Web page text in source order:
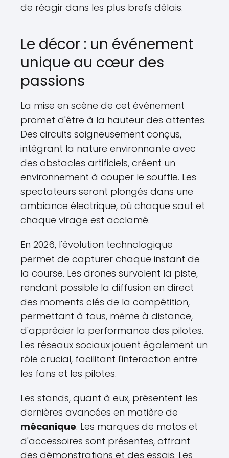
de réagir dans les plus brefs délais.
Le décor : un événement
unique au cœur des
passions
La mise en scène de cet événement
promet d'être à la hauteur des attentes.
Des circuits soigneusement conçus,
intégrant la nature environnante avec
des obstacles artificiels, créent un
environnement à couper le souffle. Les
spectateurs seront plongés dans une
ambiance électrique, où chaque saut et
chaque virage est acclamé.
En 2026, l'évolution technologique
permet de capturer chaque instant de
la course. Les drones survolent la piste,
rendant possible la diffusion en direct
des moments clés de la compétition,
permettant à tous, même à distance,
d'apprécier la performance des pilotes.
Les réseaux sociaux jouent également un
rôle crucial, facilitant l'interaction entre
les fans et les pilotes.
Les stands, quant à eux, présentent les
dernières avancées en matière de
mécanique. Les marques de motos et
d'accessoires sont présentes, offrant
des démonstrations et des essais. Les